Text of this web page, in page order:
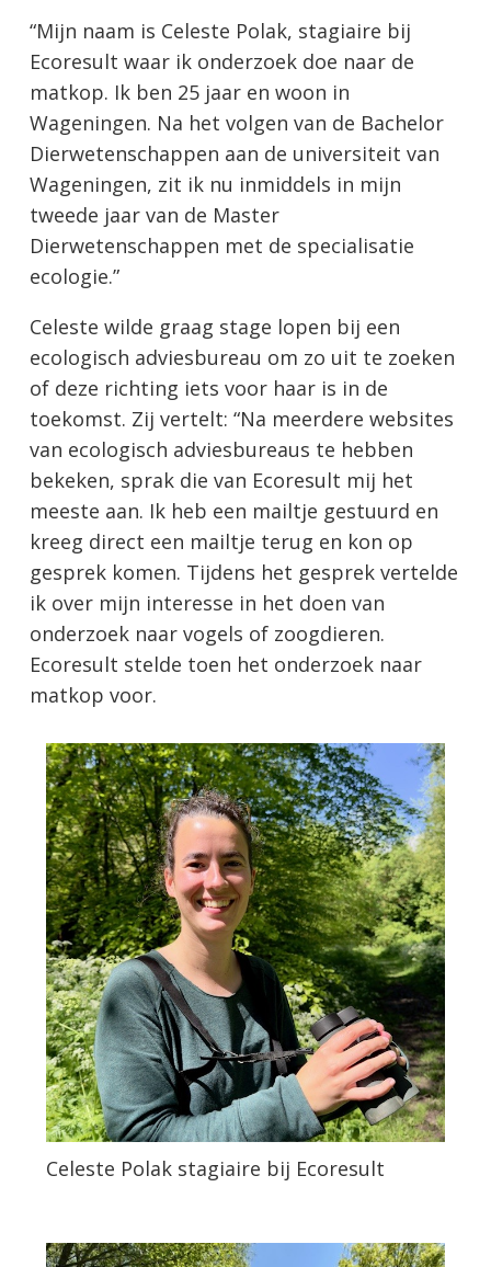
“Mijn naam is Celeste Polak, stagiaire bij
Ecoresult waar ik onderzoek doe naar de
matkop. Ik ben 25 jaar en woon in
Wageningen. Na het volgen van de Bachelor
Dierwetenschappen aan de universiteit van
Wageningen, zit ik nu inmiddels in mijn
tweede jaar van de Master
Dierwetenschappen met de specialisatie
ecologie.”
Celeste wilde graag stage lopen bij een
ecologisch adviesbureau om zo uit te zoeken
of deze richting iets voor haar is in de
toekomst. Zij vertelt: “Na meerdere websites
van ecologisch adviesbureaus te hebben
bekeken, sprak die van Ecoresult mij het
meeste aan. Ik heb een mailtje gestuurd en
kreeg direct een mailtje terug en kon op
gesprek komen. Tijdens het gesprek vertelde
ik over mijn interesse in het doen van
onderzoek naar vogels of zoogdieren.
Ecoresult stelde toen het onderzoek naar
matkop voor.
Celeste Polak stagiaire bij Ecoresult